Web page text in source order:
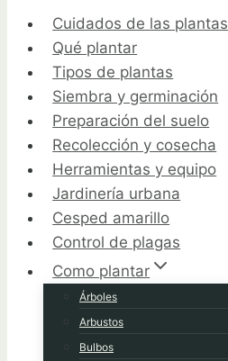
Cuidados de las plantas
Qué plantar
Tipos de plantas
Siembra y germinación
Preparación del suelo
Recolección y cosecha
Herramientas y equipo
Jardinería urbana
Cesped amarillo
Control de plagas
Como plantar
Árboles
Arbustos
Bulbos